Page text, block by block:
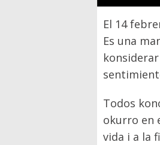
El 14
Es una
Todos
okurro en
vida i a la